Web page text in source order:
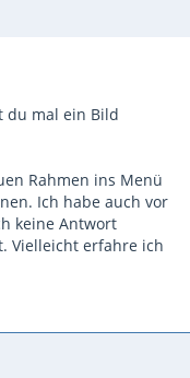
du mal ein Bild
Rahmen ins Menü
Ich habe auch vor
keine Antwort
Vielleicht erfahre ich